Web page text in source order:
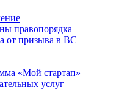
правопорядка
от призыва в ВС
«Мой стартап»
услуг